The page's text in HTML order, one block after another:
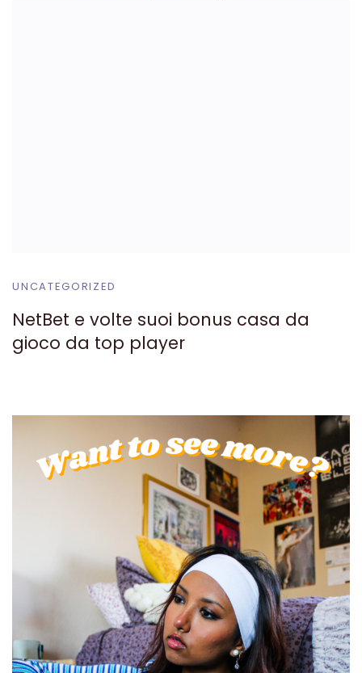
UNCATEGORIZED
NetBet e volte suoi bonus casa da
gioco da top player